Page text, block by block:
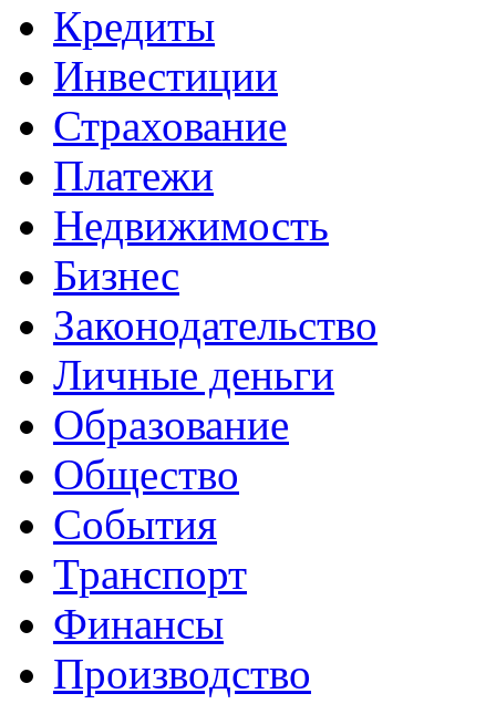
Кредиты
Инвестиции
Страхование
Платежи
Недвижимость
Бизнес
Законодательство
Личные деньги
Образование
Общество
События
Транспорт
Финансы
Производство